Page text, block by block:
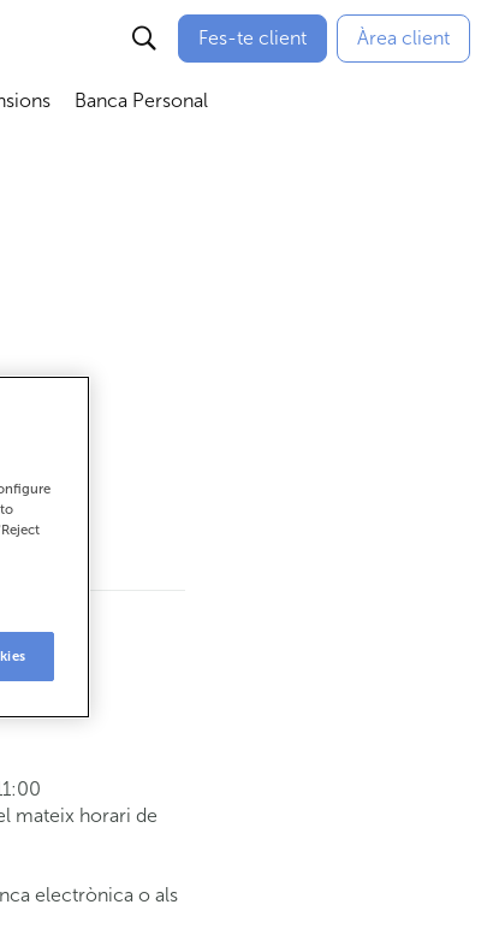
Fes-te client Àrea client
Abrir submenú
Banca Personal
mateix horari de
electrònica o als